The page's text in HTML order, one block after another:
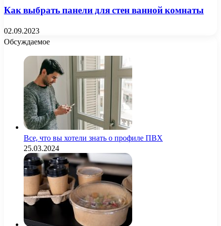
Как выбрать панели для стен ванной комнаты
02.09.2023
Обсуждаемое
Все, что вы хотели знать о профиле ПВХ
25.03.2024